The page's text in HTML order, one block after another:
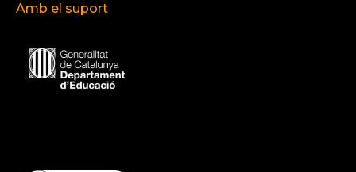
Amb el suport